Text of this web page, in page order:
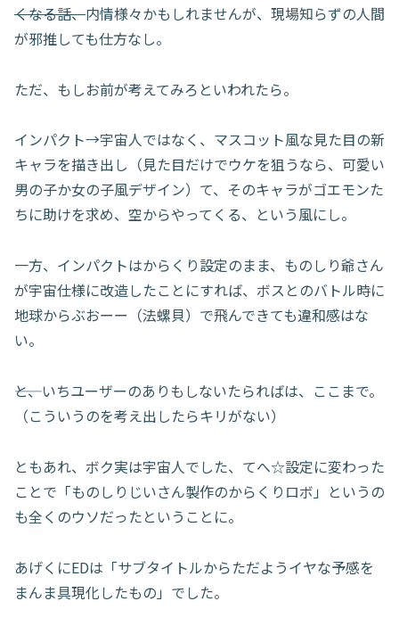
くなる話、内情様々かもしれませんが、現場知らずの人間
が邪推しても仕方なし。
ただ、もしお前が考えてみろといわれたら。
インパクト→宇宙人ではなく、マスコット風な見た目の新
キャラを描き出し（見た目だけでウケを狙うなら、可愛い
男の子か女の子風デザイン）て、そのキャラがゴエモンた
ちに助けを求め、空からやってくる、という風にし。
一方、インパクトはからくり設定のまま、ものしり爺さん
が宇宙仕様に改造したことにすれば、ボスとのバトル時に
地球からぶおーー（法螺貝）で飛んできても違和感はな
い。
――と、いちユーザーのありもしないたらればは、ここまで。
（こういうのを考え出したらキリがない）
ともあれ、ボク実は宇宙人でした、てへ☆設定に変わった
ことで「ものしりじいさん製作のからくりロボ」というの
も全くのウソだったということに。
あげくにEDは「サブタイトルからただようイヤな予感を
まんま具現化したもの」でした。